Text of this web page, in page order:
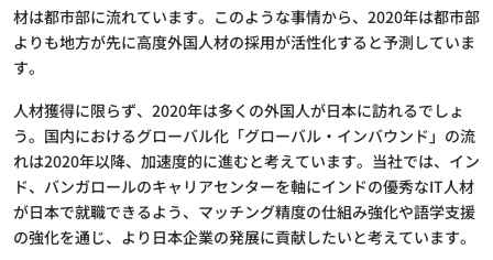
材は都市部に流れています。このような事情から、2020年は都市部
よりも地方が先に高度外国人材の採用が活性化すると予測していま
す。
人材獲得に限らず、2020年は多くの外国人が日本に訪れるでしょ
う。国内におけるグローバル化「グローバル・インバウンド」の流
れは2020年以降、加速度的に進むと考えています。当社では、イン
ド、バンガロールのキャリアセンターを軸にインドの優秀なIT人材
が日本で就職できるよう、マッチング精度の仕組み強化や語学支援
の強化を通じ、より日本企業の発展に貢献したいと考えています。